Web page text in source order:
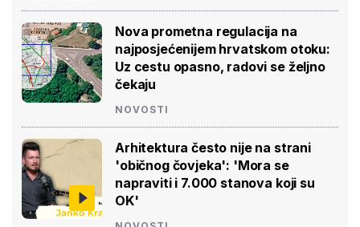
Nova prometna regulacija na
najposjećenijem hrvatskom otoku:
Uz cestu opasno, radovi se željno
čekaju
NOVOSTI
Arhitektura često nije na strani
'običnog čovjeka': 'Mora se
napraviti i 7.000 stanova koji su
OK'